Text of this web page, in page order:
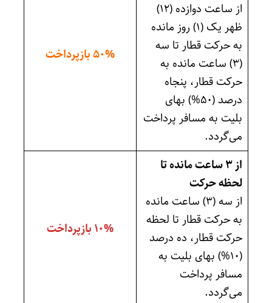
از ساعت دوازده (۱۲)
ظهر یک (۱) روز مانده
به حرکت قطار تا سه
(۳) ساعت مانده به
حرکت قطار، پنجاه
درصد (۵۰%) بهای
بلیت به مسافر پرداخت
می‌گردد.
۵۰% بازپرداخت
از ۳ ساعت مانده تا
لحظه حرکت
از سه (۳) ساعت مانده
به حرکت قطار تا لحظه
حرکت قطار، ده درصد
(۱۰%) بهای بلیت به
مسافر پرداخت
می‌گردد.
۱۰% بازپرداخت